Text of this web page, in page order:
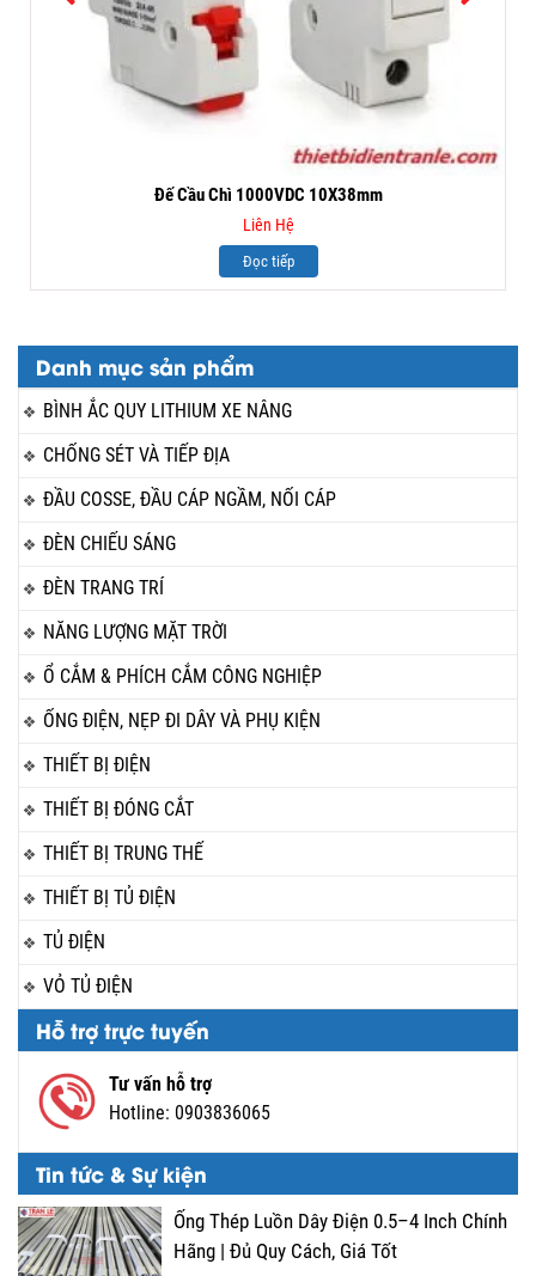
Danh mục sản phẩm
BÌNH ẮC QUY LITHIUM XE NÂNG
CHỐNG SÉT VÀ TIẾP ĐỊA
ĐẦU COSSE, ĐẦU CÁP NGẦM, NỐI CÁP
ĐÈN CHIẾU SÁNG
ĐÈN TRANG TRÍ
NĂNG LƯỢNG MẶT TRỜI
Ổ CẮM & PHÍCH CẮM CÔNG NGHIỆP
ỐNG ĐIỆN, NẸP ĐI DÂY VÀ PHỤ KIỆN
THIẾT BỊ ĐIỆN
THIẾT BỊ ĐÓNG CẮT
THIẾT BỊ TRUNG THẾ
THIẾT BỊ TỦ ĐIỆN
TỦ ĐIỆN
VỎ TỦ ĐIỆN
Hỗ trợ trực tuyến
Tư vấn hỗ trợ
Hotline: 0903836065
Tin tức & Sự kiện
Ống Thép Luồn Dây Điện 0.5–4 Inch Chính
Hãng | Đủ Quy Cách, Giá Tốt
Đế Cầu Chì 1000VDC 10X38mm
Liên Hệ
Đọc tiếp